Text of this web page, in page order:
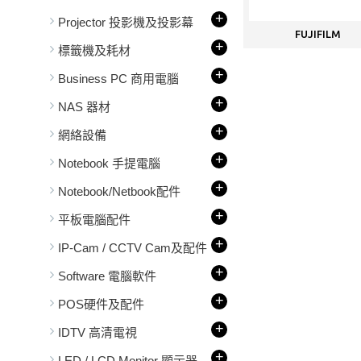
Projector 投影機及投影幕 +
標籤機及耗材 +
Business PC 商用電腦 +
NAS 器材 +
網絡設備 +
Notebook 手提電腦 +
Notebook/Netbook配件 +
平板電腦配件 +
IP-Cam / CCTV Cam及配件 +
Software 電腦軟件 +
POS硬件及配件 +
IDTV 高清電視 +
+
FUJIFILM